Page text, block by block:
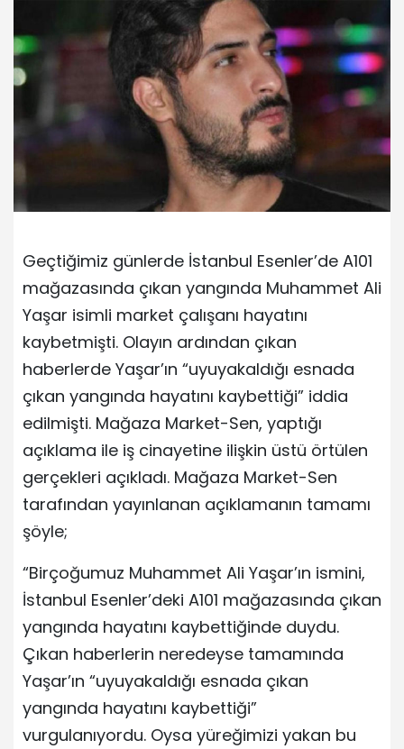
Geçtiğimiz günlerde İstanbul Esenler’de A101
mağazasında çıkan yangında Muhammet Ali
Yaşar isimli market çalışanı hayatını
kaybetmişti. Olayın ardından çıkan
haberlerde Yaşar’ın “uyuyakaldığı esnada
çıkan yangında hayatını kaybettiği” iddia
edilmişti. Mağaza Market-Sen, yaptığı
açıklama ile iş cinayetine ilişkin üstü örtülen
gerçekleri açıkladı. Mağaza Market-Sen
tarafından yayınlanan açıklamanın tamamı
şöyle;
“Birçoğumuz Muhammet Ali Yaşar’ın ismini,
İstanbul Esenler’deki A101 mağazasında çıkan
yangında hayatını kaybettiğinde duydu.
Çıkan haberlerin neredeyse tamamında
Yaşar’ın “uyuyakaldığı esnada çıkan
yangında hayatını kaybettiği”
vurgulanıyordu. Oysa yüreğimizi yakan bu